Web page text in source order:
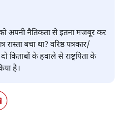
को अपनी नैतिकता से इतना मजबूर कर
रास्ता बचा था? वरिष्ठ पत्रकार/
के हवाले से राष्ट्रपिता के
है।